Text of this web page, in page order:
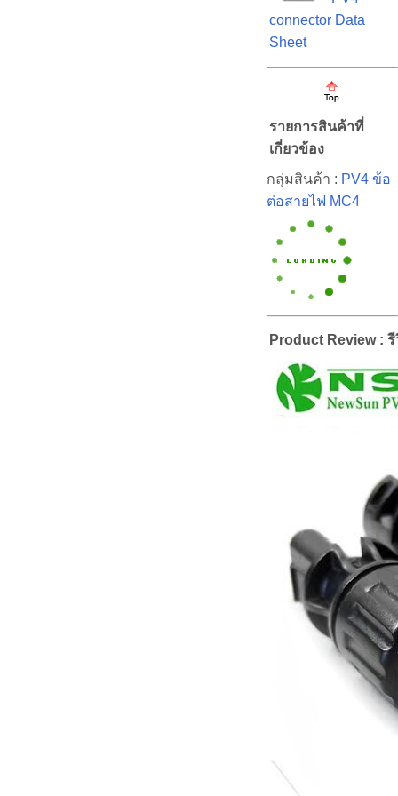
connector Data
Sheet
รายการสินค้าที่
เกี่ยวข้อง
กลุ่มสินค้า : PV4 ข้อ
ต่อสายไฟ MC4
Product Review :